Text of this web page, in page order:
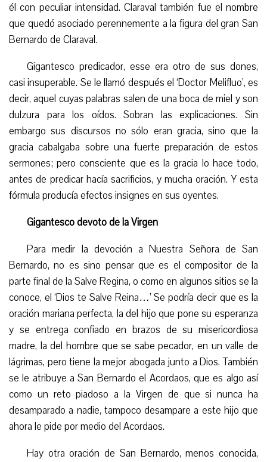
él con peculiar intensidad. Claraval también fue el nombre
que quedó asociado perennemente a la figura del gran San
Bernardo de Claraval.
Gigantesco predicador, esse era otro de sus dones,
casi insuperable. Se le llamó después el ‘Doctor Melifluo’, es
decir, aquel cuyas palabras salen de una boca de miel y son
dulzura para los oídos. Sobran las explicaciones. Sin
embargo sus discursos no sólo eran gracia, sino que la
gracia cabalgaba sobre una fuerte preparación de estos
sermones; pero consciente que es la gracia lo hace todo,
antes de predicar hacía sacrificios, y mucha oración. Y esta
fórmula producía efectos insignes en sus oyentes.
Gigantesco devoto de la Virgen
Para medir la devoción a Nuestra Señora de San
Bernardo, no es sino pensar que es el compositor de la
parte final de la Salve Regina, o como en algunos sitios se la
conoce, el ‘Dios te Salve Reina…’ Se podría decir que es la
oración mariana perfecta, la del hijo que pone su esperanza
y se entrega confiado en brazos de su misericordiosa
madre, la del hombre que se sabe pecador, en un valle de
lágrimas, pero tiene la mejor abogada junto a Dios. También
se le atribuye a San Bernardo el Acordaos, que es algo así
como un reto piadoso a la Virgen de que si nunca ha
desamparado a nadie, tampoco desampare a este hijo que
ahora le pide por medio del Acordaos.
Hay otra oración de San Bernardo, menos conocida,